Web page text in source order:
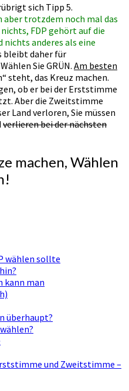
sich Tipp 5.
trotzdem noch mal das
FDP gehört auf die
nichts anderes als eine
bleibt daher für
Sie GRÜN. Am besten
steht, das Kreuz machen.
ob er bei der Erststimme
Aber die Zweitstimme
Land verloren, Sie müssen
verlieren bei der nächsten
machen, Wählen
wählen sollte
kann man
überhaupt?
und Zweitstimme –